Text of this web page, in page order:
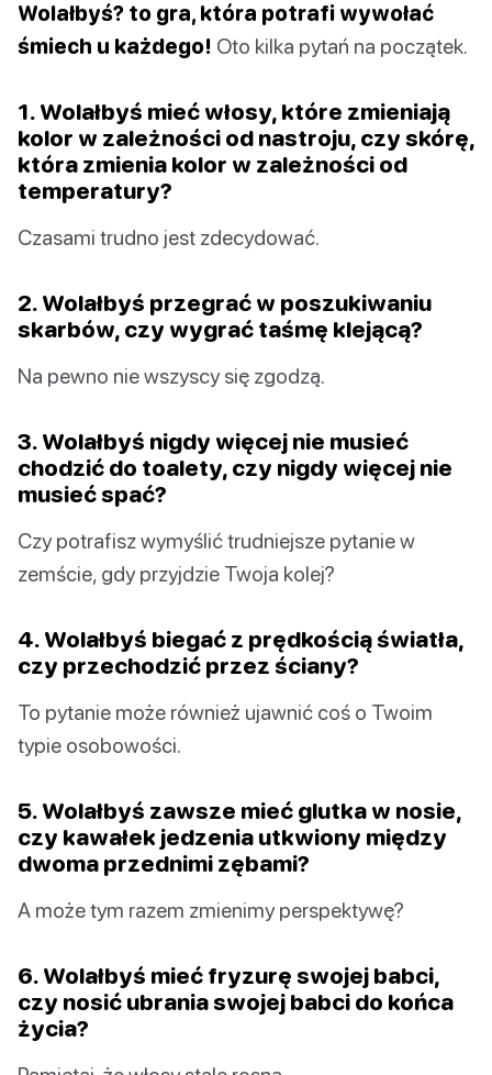
Wolałbyś? to gra, która potrafi wywołać
śmiech u każdego! Oto kilka pytań na początek.
1. Wolałbyś mieć włosy, które zmieniają
kolor w zależności od nastroju, czy skórę,
która zmienia kolor w zależności od
temperatury?
Czasami trudno jest zdecydować.
2. Wolałbyś przegrać w poszukiwaniu
skarbów, czy wygrać taśmę klejącą?
Na pewno nie wszyscy się zgodzą.
3. Wolałbyś nigdy więcej nie musieć
chodzić do toalety, czy nigdy więcej nie
musieć spać?
Czy potrafisz wymyślić trudniejsze pytanie w
zemście, gdy przyjdzie Twoja kolej?
4. Wolałbyś biegać z prędkością światła,
czy przechodzić przez ściany?
To pytanie może również ujawnić coś o Twoim
typie osobowości.
5. Wolałbyś zawsze mieć glutka w nosie,
czy kawałek jedzenia utkwiony między
dwoma przednimi zębami?
A może tym razem zmienimy perspektywę?
6. Wolałbyś mieć fryzurę swojej babci,
czy nosić ubrania swojej babci do końca
życia?